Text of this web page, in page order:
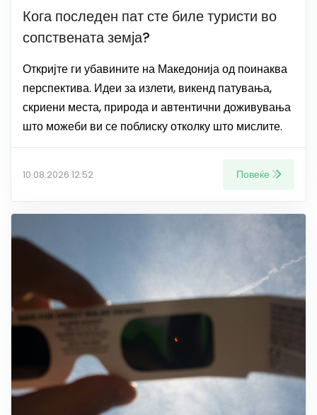
Кога последен пат сте биле туристи во
сопствената земја?
Откријте ги убавините на Македонија од поинаква
перспектива. Идеи за излети, викенд патувања,
скриени места, природа и автентични доживувања
што можеби ви се поблиску отколку што мислите.
10.08.2026 12:52 Повеќе